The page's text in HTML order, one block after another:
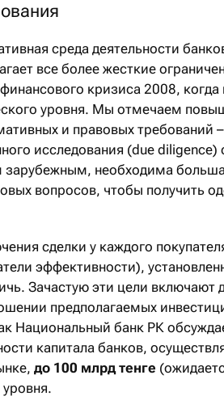
среда деятельности
все более жесткие
кризиса 2008, когда
уровня. Мы отмечаем
и правовых требований –
исследования (due diligence)
необходима
вопросов, чтобы получить
сделки у каждого
эффективности),
Зачастую эти цели включают
предполагаемых
Национальный банк РК
капитала банков,
до 100 млрд тенге
уровня.